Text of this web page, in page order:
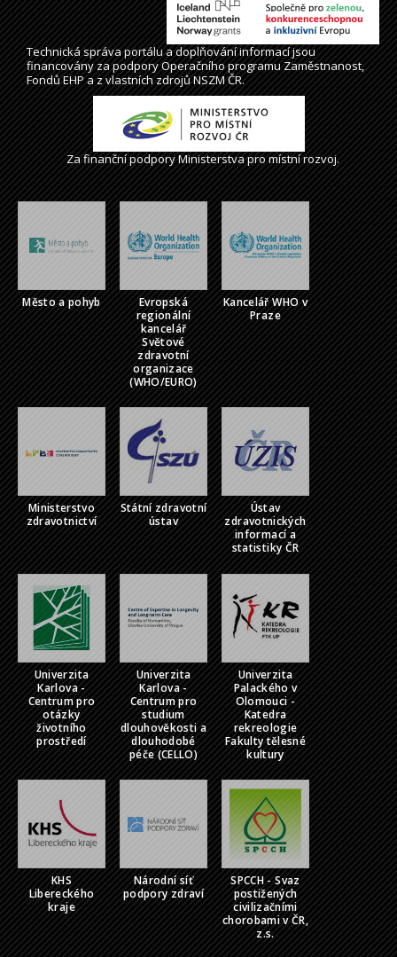
Technická správaportálua doplňování informací jsou
financovány za podpory Operačního programu Zaměstnanost,
Fondů EHP a z vlastních zdrojů NSZM ČR.
Za finanční podpory Ministerstva pro místní rozvoj.
Město a pohyb
Evropská
regionální
kancelář
Světové
zdravotní
organizace
(WHO/EURO)
Kancelář WHO v
Praze
Ministerstvo
zdravotnictví
Státní zdravotní
ústav
Ústav
zdravotnických
informací a
statistiky ČR
Univerzita
Karlova -
Centrum pro
otázky
životního
prostředí
Univerzita
Karlova -
Centrum pro
studium
dlouhověkosti a
dlouhodobé
péče (CELLO)
Univerzita
Palackého v
Olomouci -
Katedra
rekreologie
Fakulty tělesné
kultury
KHS
Libereckého
kraje
Národní síť
podpory zdraví
SPCCH - Svaz
postižených
civilizačními
chorobami v ČR,
z.s.